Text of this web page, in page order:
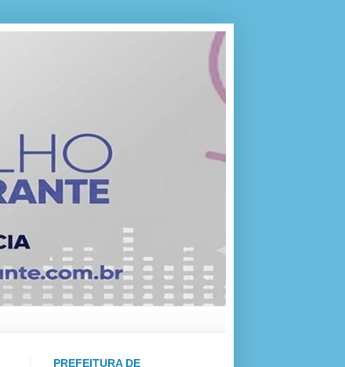
PREFEITURA DE